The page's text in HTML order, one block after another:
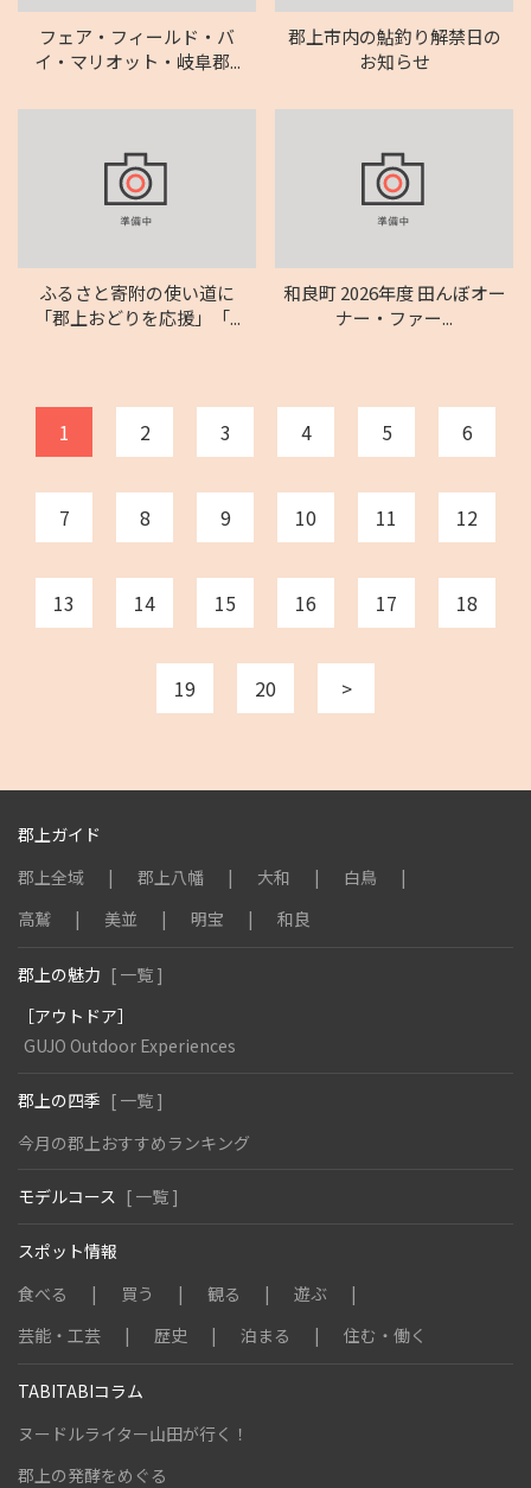
フェア・フィールド・バ
イ・マリオット・岐阜郡...
郡上市内の鮎釣り解禁日の
お知らせ
ふるさと寄附の使い道に
「郡上おどりを応援」「...
和良町 2026年度 田んぼオー
ナー・ファー...
1 2 3 4 5 6
7 8 9 10 11 12
13 14 15 16 17 18
19 20 >
郡上ガイド
郡上全域
郡上八幡 大和
白鳥
高鷲
美並 明宝 和良
郡上の魅力 [ 一覧 ]
［アウトドア］
GUJO Outdoor Experiences
郡上の四季 [ 一覧 ]
今月の郡上おすすめランキング
モデルコース [ 一覧 ]
スポット情報
食べる
買う 観る
遊ぶ
芸能・工芸
歴史 泊まる 住む・働く
TABITABIコラム
ヌードルライター山田が行く！
郡上の発酵をめぐる